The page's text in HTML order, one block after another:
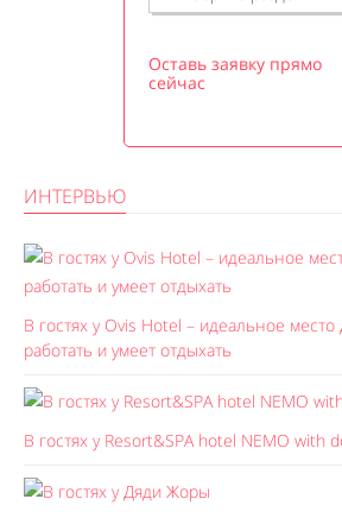
Оставь заявку прямо
сейчас
ИНТЕРВЬЮ
В гостях у Ovis Hotel – идеальное место
работать и умеет отдыхать
В гостях у Resort&SPA hotel NEMO with